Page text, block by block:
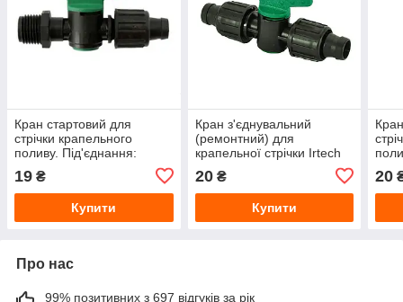
Кран стартовий для
стрічки крапельного
поливу. Під'єднання:
Зовнішня різьба 3/4" Irtech
19 ₴
Купити
Кран з'єднувальний
(ремонтний) для
крапельної стрічки Irtech
20₴
Купити
20
Про нас
99% позитивних з 697 відгуків за рік